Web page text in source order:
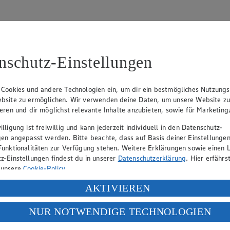
Fickert (Vorstandsmitglied), Jürgen Mäder
gewährt Ihnen jedoch das Recht, den auf dieser Website
und Vervielfältigung von Bildmaterial oder Grafiken aus
verantwortlich. Firma und Anschriften unserer
hin, dass wir nicht an einem Streitbeilegungsverfahren vor einer
Einstellungen
und andere Technologien ein, um dir ein bestmögliches
zu ermöglichen. Wir verwenden deine Daten, um unsere Website zu
und dir möglichst relevante Inhalte anzubieten, sowie für
ist freiwillig und kann jederzeit individuell in den Datenschutz-
angepasst werden. Bitte beachte, dass auf Basis deiner
zur Verfügung stehen. Weitere Erklärungen sowie einen
Einstellungen findest du in unserer Datenschutzerklärung. Hier
Cookie-Policy.
deiner personenbezogenen Daten in den USA durch Facebook und
„Aktivieren“ klickst, willigst du im Sinne des Art. 49 Abs. 1 Satz 1 lit.
Daten in den USA verarbeitet werden. Der EuGH sieht die USA als
europäischen Standards nicht angemessenen Datenschutzniveau an. Es
AKTIVIEREN
NUR NOTWENDIGE TECHNOLOGIEN